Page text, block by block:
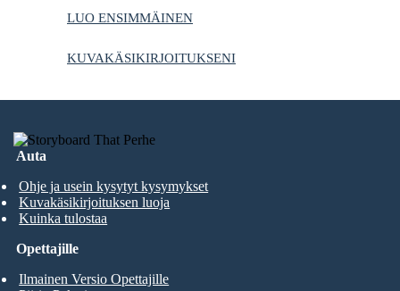
LUO ENSIMMÄINEN
KUVAKÄSIKIRJOITUKSENI
Auta
Ohje ja usein kysytyt kysymykset
Kuvakäsikirjoituksen luoja
Kuinka tulostaa
Opettajille
Ilmainen Versio Opettajille